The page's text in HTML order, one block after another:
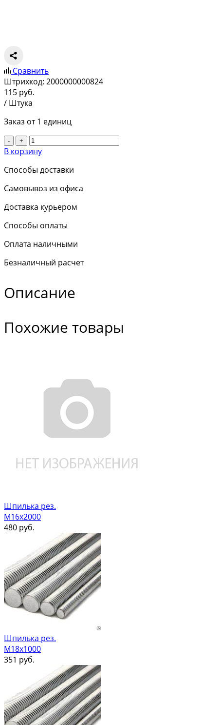
Сравнить
Штрихкод: 2000000000824
115 руб.
/ Штука
Заказ от 1 единиц
- +
В корзину
Способы доставки
Самовывоз из офиса
Доставка курьером
Способы оплаты
Оплата наличными
Безналичный расчет
Описание
Похожие товары
Шпилька рез.
М16х2000
480 руб.
Шпилька рез.
М18х1000
351 руб.